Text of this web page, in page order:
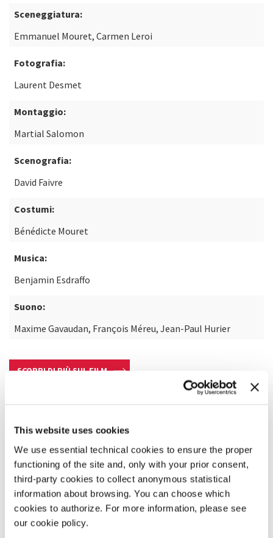
This website uses cookies
We use essential technical cookies to ensure the proper
functioning of the site and, only with your prior consent,
third-party cookies to collect anonymous statistical
information about browsing. You can choose which
cookies to authorize. For more information, please see
our cookie policy.
Sceneggiatura:
Emmanuel Mouret, Carmen Leroi
Fotografia:
Laurent Desmet
Montaggio:
Martial Salomon
Scenografia:
David Faivre
Costumi:
Bénédicte Mouret
Musica:
Benjamin Esdraffo
Suono:
Maxime Gavaudan, François Méreu, Jean-Paul Hurier
SCOPRI DI PIÙ SUL FILM